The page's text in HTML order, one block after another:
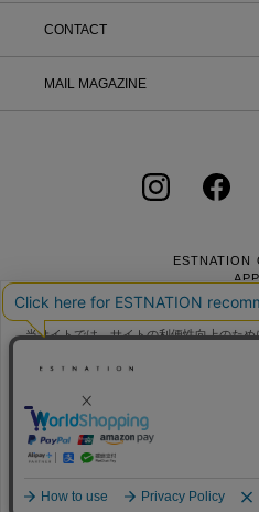
CONTACT
MAIL MAGAZINE
ESTNATION
APP
会社概要
個人情報保護方針
Copyright ©
当サイトでは、サイトの利便性向上のた
ーの使用に同意したことになります。ク
ー
をご確認ください。